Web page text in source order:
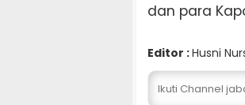
dan para
Editor :Husni
Ikuti Channel